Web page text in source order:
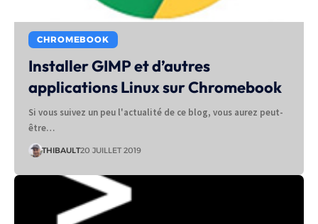
CHROMEBOOK
Installer GIMP et d’autres
applications Linux sur Chromebook
Si vous suivez un peu l'actualité de ce blog, vous aurez peut-
être…
THIBAULT20 JUILLET 2019